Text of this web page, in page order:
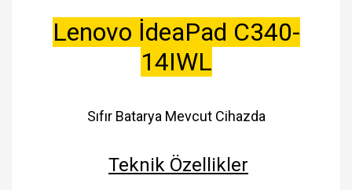
Lenovo İdeaPad C340-
14IWL
Sıfır Batarya Mevcut Cihazda
Teknik Özellikler